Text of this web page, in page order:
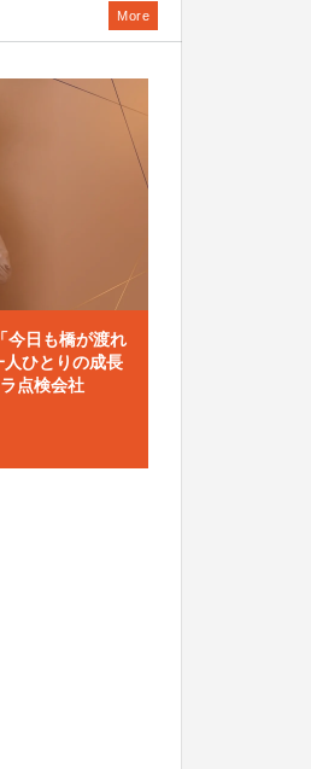
今日も橋が渡れ
ひとりの成長
点検会社
More